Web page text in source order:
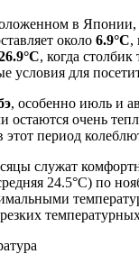
в Японии,
около 6.9°C,
, когда
условия для
, особенно июль и
остаются очень
период
служат
24.5°C) по